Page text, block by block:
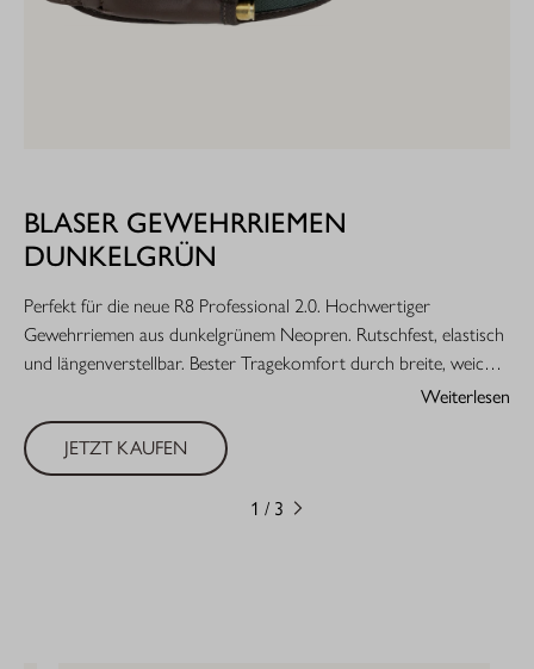
BLASER GEWEHRRIEMEN
DUNKELGRÜN
Perfekt für die neue R8 Professional 2.0. Hochwertiger
Gewehrriemen aus dunkelgrünem Neopren. Rutschfest, elastisch
und längenverstellbar. Bester Tragekomfort durch breite, weiche
Schulterauflage. Integriertes Munitionsetui für zwei Patronen aller
gängigen Jagdkaliber. Mit Blaser-eigenen Schnellverschlüssen und
abnehmbaren Riemenbügeln. Premium-Qualität made in
Germany.
Weiterlesen
JETZT KAUFEN
1 / 3